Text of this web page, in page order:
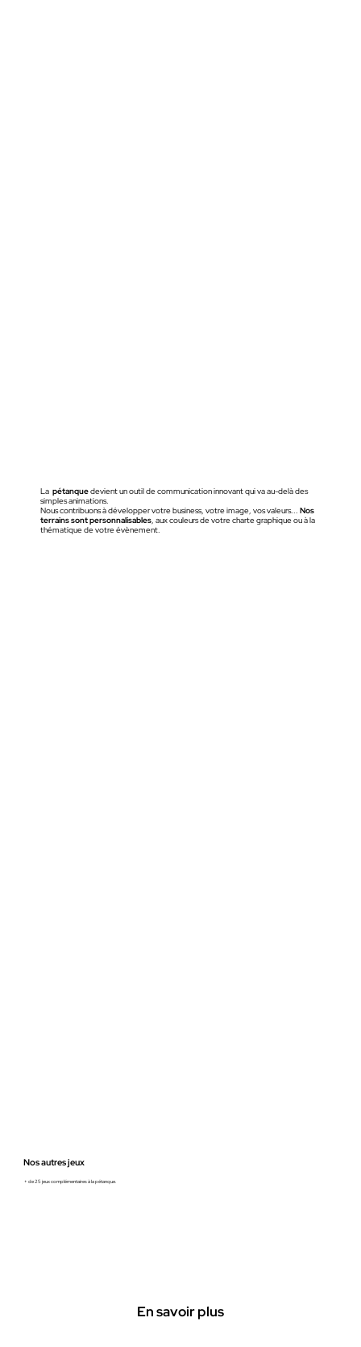
Nos autres jeux
+ de 25 jeux complémentaires à la pétanque.
En savoir plus
Lapétanquedevient un outil de communication innovant qui va au-delà des
simples animations.
Nous contribuons à développer votre business, votre image, vos valeurs... Nos
terrains sont personnalisables, aux couleurs de votre charte graphique ou à la
thématique de votre évènement.